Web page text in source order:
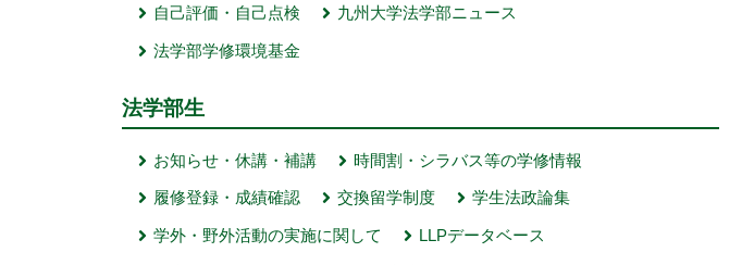
自己評価・自己点検 九州大学法学部ニュース
法学部学修環境基金
法学部生
お知らせ・休講・補講 時間割・シラバス等の学修情報
履修登録・成績確認 交換留学制度 学生法政論集
学外・野外活動の実施に関して LLPデータベース